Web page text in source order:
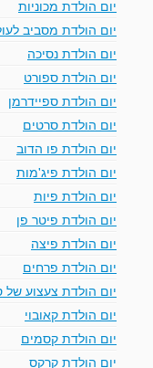
יום הולדת מכוניות
יום הולדת מסביב
יום הולדת נסיכה
יום הולדת ספורט
יום הולדת ספיידרמן
יום הולדת סרטים
יום הולדת פו הדוב
יום הולדת פיג'מות
יום הולדת פיות
יום הולדת פיטר פן
יום הולדת פיצה
יום הולדת פרחים
יום הולדת צעצוע של
יום הולדת קאובוי
יום הולדת קסמים
יום הולדת קרקס